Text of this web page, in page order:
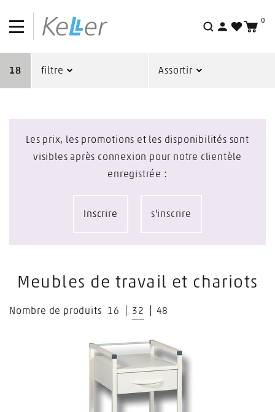
Recherche
0
18 filtre Assortir
Les prix, les promotions et les disponibilités sont
visibles après connexion pour notre clientèle
enregistrée :
Inscrire s'inscrire
Meubles de travail et chariots
Nombre de produits 16 32 48